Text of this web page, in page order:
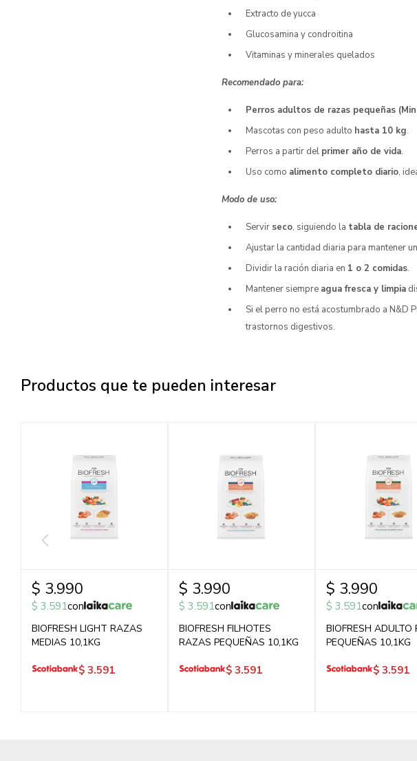
Extracto de yucca
Glucosamina y condroitina
Vitaminas y minerales quelados
Recomendado para:
Perros adultos de razas pequeñas
Mascotas con peso adulto hasta 10 kg.
Perros a partir del primer año de vida.
Uso como alimento completo diario,
Modo de uso:
Servir seco, siguiendo la tabla de
Ajustar la cantidad diaria para mantener
Dividir la ración diaria en 1 o 2 comidas.
Mantener siempre agua fresca y limpia
Si el perro no está acostumbrado a N&D
trastornos digestivos.
Productos que te pueden interesar
$ 3.990
$ 3.591con
BIOFRESH LIGHT RAZAS
MEDIAS 10,1KG
$ 3.591
$ 3.990
$ 3.591con
BIOFRESH FILHOTES
RAZAS PEQUEÑAS 10,1KG
$ 3.591
$ 3.990
$ 3.591con
BIOFRESH ADULTO
PEQUEÑAS 10,1KG
$ 3.591